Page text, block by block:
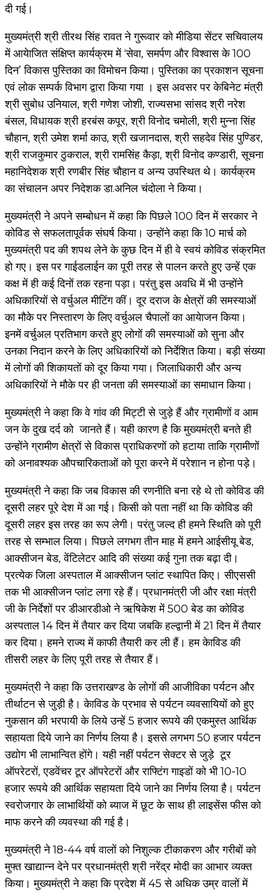
दी गई।
मुख्यमंत्री श्री तीरथ सिंह रावत ने गुरूवार को मीडिया सेंटर सचिवालय
में आयेाजित संक्षिप्त कार्यक्रम में ‘सेवा, समर्पण और विश्वास के 100
दिन’ विकास पुस्तिका का विमोचन किया। पुस्तिका का प्रकाशन सूचना
एवं लोक सम्पर्क विभाग द्वारा किया गया । इस अवसर पर केबिनेट मंत्री
श्री सुबोध उनियाल, श्री गणेश जोशी, राज्यसभा सांसद श्री नरेश
बंसल, विधायक श्री हरबंस कपूर, श्री विनोद चमोली, श्री मुन्ना सिंह
चौहान, श्री उमेश शर्मा काउ, श्री खजानदास, श्री सहदेव सिंह पुण्डिर,
श्री राजकुमार ठुकराल, श्री रामसिंह कैड़ा, श्री विनोद कण्डारी, सूचना
महानिदेशक श्री रणबीर सिंह चौहान व अन्य उपस्थित थे। कार्यक्रम
का संचालन अपर निदेशक डा.अनिल चंदोला ने किया।
मुख्यमंत्री ने अपने सम्बोधन में कहा कि पिछले 100 दिन में सरकार ने
कोविड से सफलतापूर्वक संघर्ष किया। उन्होंने कहा कि 10 मार्च को
मुख्यमंत्री पद की शपथ लेने के कुछ दिन में ही वे स्वयं कोविड संक्रमित
हो गए। इस पर गाईडलाईन का पूरी तरह से पालन करते हुए उन्हें एक
कक्ष में ही कई दिनों तक रहना पड़ा। परंतु इस अवधि में भी उन्होंने
अधिकारियों से वर्चुअल मीटिंग कीं। दूर दराज के क्षेत्रों की समस्याओं
का मौके पर निस्तारण के लिए वर्चुअल चैपालों का आयेाजन किया।
इनमें वर्चुअल प्रतिभाग करते हुए लोगों की समस्याओं को सुना और
उनका निदान करने के लिए अधिकारियों को निर्देशित किया। बड़ी संख्या
में लोगों की शिकायतों को दूर किया गया। जिलाधिकारी और अन्य
अधिकारियों ने मौके पर ही जनता की समस्याओं का समाधान किया।
मुख्यमंत्री ने कहा कि वे गांव की मिट्टी से जुड़े हैं और ग्रामीणों व आम
जन के दुख दर्द को जानते हैं। यही कारण है कि मुख्यमंत्री बनते ही
उन्होंने ग्रामीण क्षेत्रों से विकास प्राधिकरणों को हटाया ताकि ग्रामीणों
को अनावश्यक औपचारिकताओं को पूरा करने में परेशान न होना पड़े।
मुख्यमंत्री ने कहा कि जब विकास की रणनीति बना रहे थे तो कोविड की
दूसरी लहर पूरे देश में आ गई। किसी को पता नहीं था कि कोविड की
दूसरी लहर इस तरह का रूप लेगी। परंतु जल्द ही हमने स्थिति को पूरी
तरह से सम्भाल लिया। पिछले लगभग तीन माह में हमने आईसीयू बेड,
आक्सीजन बेड, वेंटिलेटर आदि की संख्या कई गुना तक बढ़ा दी।
प्रत्येक जिला अस्पताल में आक्सीजन प्लांट स्थापित किए। सीएससी
तक भी आक्सीजन प्लांट लगा रहे हैं। प्रधानमंत्री जी और रक्षा मंत्री
जी के निर्देशों पर डीआरडीओ ने ऋषिकेश में 500 बेड का कोविड
अस्पताल 14 दिन में तैयार कर दिया जबकि हल्द्वानी में 21 दिन में तैयार
कर दिया। हमने राज्य में काफी तैयारी कर ली हैं। हम केाविड की
तीसरी लहर के लिए पूरी तरह से तैयार हैं।
मुख्यमंत्री ने कहा कि उत्तराखण्ड के लोगों की आजीविका पर्यटन और
तीर्थाटन से जुड़ी है। केाविड के प्रभाव से पर्यटन व्यवसायियों को हुए
नुकसान की भरपायी के लिये उन्हें 5 हजार रूपये की एकमुस्त आर्थिक
सहायता दिये जाने का निर्णय लिया है। इससे लगभग 50 हजार पर्यटन
उद्योग भी लाभान्वित होंगे। यही नहीं पर्यटन सेक्टर से जुड़े टूर
ऑपरेटरों, एडवेंचर टूर ऑपरेटरों और राफ्टिंग गाइडों को भी 10-10
हजार रूपये की आर्थिक सहायता दिये जाने का निर्णय लिया है। पर्यटन
स्वरोजगार के लाभार्थियों को ब्याज में छूट के साथ ही लाइसेंस फीस को
माफ करने की व्यवस्था की गई है।
मुख्यमंत्री ने 18-44 वर्ष वालों को निशुल्क टीकाकरण और गरीबों को
मुफ्त खाद्यान्न देने पर प्रधानमंत्री श्री नरेंद्र मोदी का आभार व्यक्त
किया। मुख्यमंत्री ने कहा कि प्रदेश में 45 से अधिक उम्र वालों में